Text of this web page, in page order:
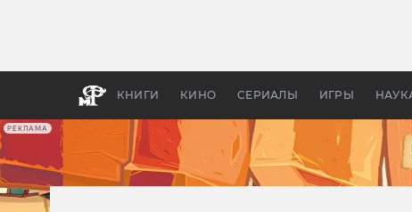
РЕКЛАМА
КНИГИ КИНО СЕРИАЛЫ ИГРЫ